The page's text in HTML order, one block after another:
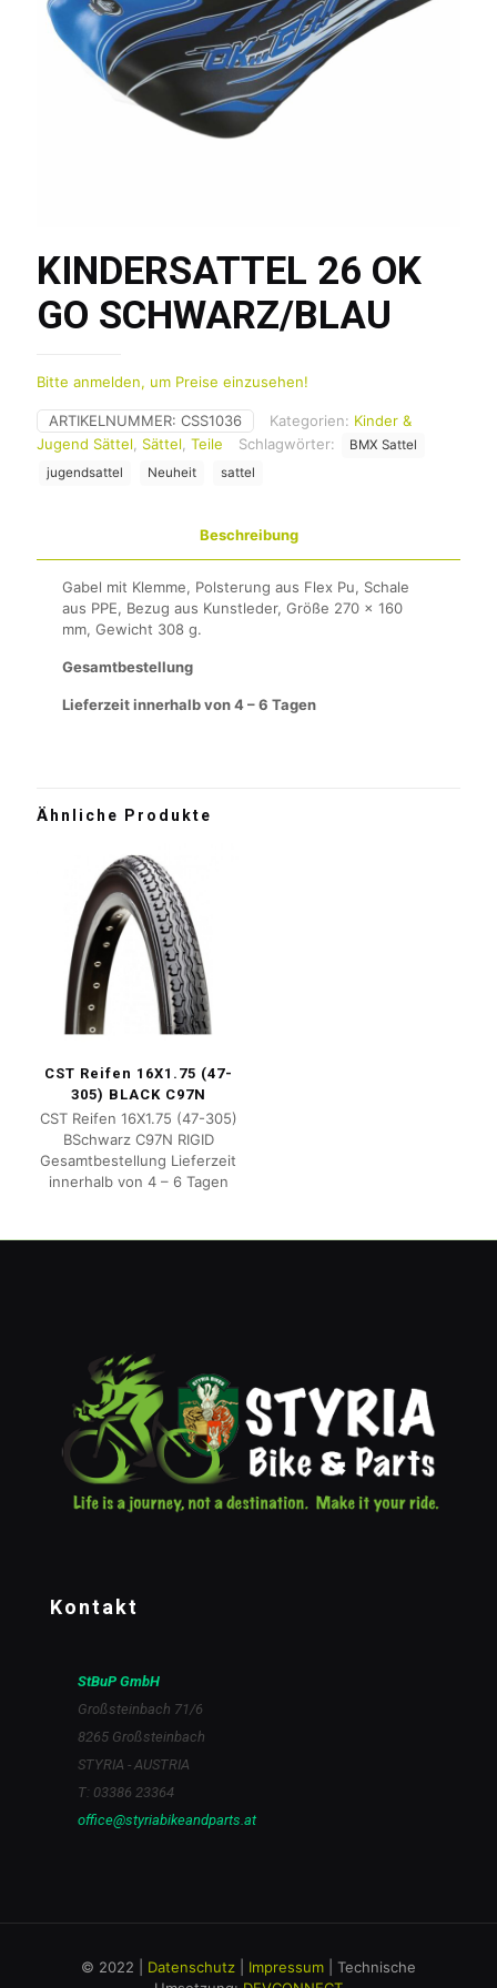
KINDERSATTEL 26 OK
GO SCHWARZ/BLAU
Bitte anmelden, um Preise einzusehen!
ARTIKELNUMMER: CSS1036 Kategorien: Kinder &
Jugend Sättel
Sättel Teile Schlagwörter:
BMX Sattel
jugendsattel
Neuheit sattel
Beschreibung
Gabel mit Klemme, Polsterung aus Flex Pu, Schale
aus PPE, Bezug aus Kunstleder, Größe 270 x 160
mm, Gewicht 308 g.
Gesamtbestellung
Lieferzeit innerhalb von 4 – 6 Tagen
Ähnliche Produkte
CST Reifen 16X1.75 (47-
305) BLACK C97N
CST Reifen 16X1.75 (47-305)
BSchwarz C97N RIGID
Gesamtbestellung Lieferzeit
innerhalb von 4 – 6 Tagen
Kontakt
StBuP GmbH
Großsteinbach 71/6
8265 Großsteinbach
STYRIA - AUSTRIA
T: 03386 23364
office@styriabikeandparts.at
© 2022 | Datenschutz Impressum | Technische